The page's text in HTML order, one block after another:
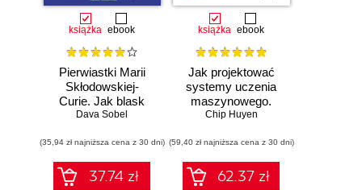
książka ebook
Pierwiastki Marii
Skłodowskiej-
Curie. Jak blask
radu oświetlił drogę
świecie nauki
Dava Sobel
(35,94 zł najniższa cena z 30 dni)
37.74 zł
książka ebook
Jak projektować
systemy uczenia
maszynowego.
Iteracyjne
gotowych do pracy
Chip Huyen
(59,40 zł najniższa cena z 30 dni)
62.37 zł